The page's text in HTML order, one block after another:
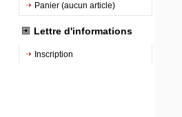
Panier (aucun article)
Lettre d'informations
Inscription